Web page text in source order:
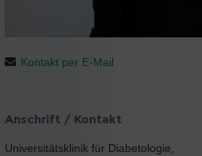
Kontakt per E-Mail
Anschrift / Kontakt
Universitätsklinik für Diabetologie,